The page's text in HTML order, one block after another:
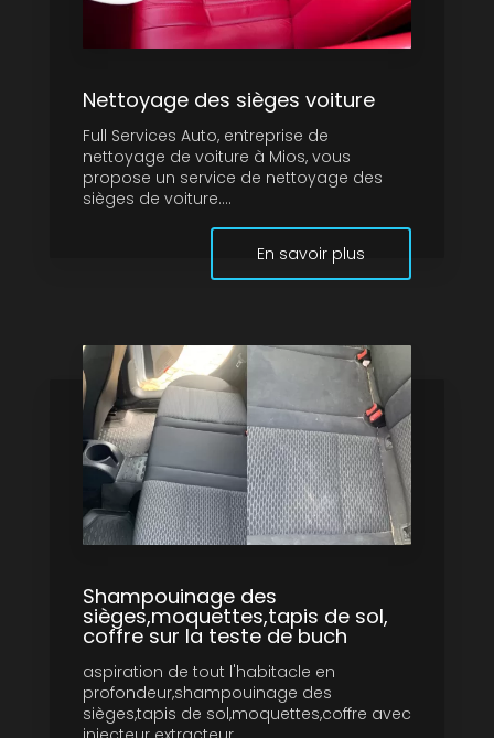
Nettoyage des sièges voiture
Full Services Auto, entreprise de
nettoyage de voiture à Mios, vous
propose un service de nettoyage des
sièges de voiture....
En savoir plus
Shampouinage des
sièges,moquettes,tapis de sol,
coffre sur la teste de buch
aspiration de tout l'habitacle en
profondeur,shampouinage des
sièges,tapis de sol,moquettes,coffre avec